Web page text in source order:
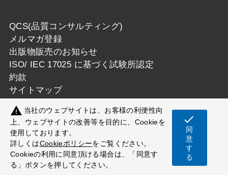
QCS(品質コンサルティング)
メルマガ登録
出版物販売のお知らせ
ISO/ IEC 17025 に基づく試験所認定
約款
サイトマップ
Copyright © 一般財団法人カケンテストセンター
All Rights Reserved.
warning 当社のウェブサイトは、お客様の利便性向
上、ウェブサイトの改善等を目的に、Cookieを
使用しております。
詳しくはCookieポリシーをご覧ください。
Cookieの利用に同意頂ける場合は、「同意す
る」ボタンを押してください。
check
同
意
す
る